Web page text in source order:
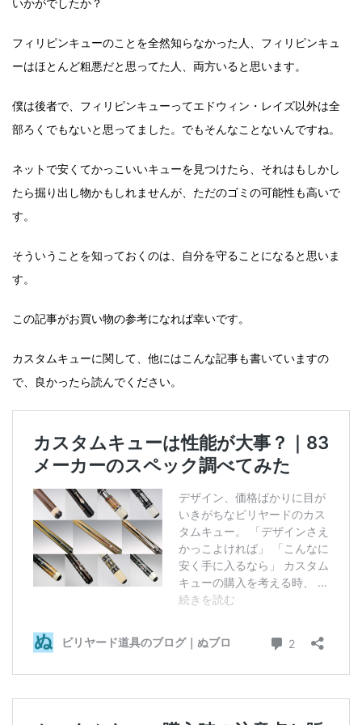
いかがでしたか？
フィリピンキューのことを全然知らなかった人、フィリピンキュ
ーはほとんど粗悪だと思ってた人、両方いると思います。
僕は後者で、フィリピンキューってエドウィン・レイズ以外は全
部ろくでもないと思ってました。でもそんなことないんですね。
ネットで安くてかっこいいキューを見つけたら、それはもしかし
たら掘り出し物かもしれませんが、ただのゴミの可能性も高いで
す。
そういうことを知っておくのは、自分を守ることになると思いま
す。
この記事がお買い物の参考になれば幸いです。
カスタムキューに関して、他にはこんな記事も書いていますの
で、良かったら読んでください。